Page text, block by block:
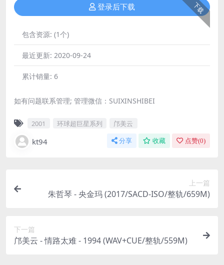
下载
登录后下载
包含资源: (1个)
最近更新: 2020-09-24
累计销量: 6
如有问题联系管理; 管理微信：SUIXINSHIBEI
2001 环球超巨星系列 邝美云
kt94 分享 收藏 点赞(0)
上一篇
朱哲琴 - 央金玛 (2017/SACD-ISO/整轨/659M)
下一篇
邝美云 - 情路太难 - 1994 (WAV+CUE/整轨/559M)